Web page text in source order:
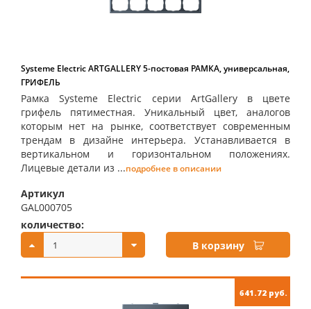
Systeme Electric ARTGALLERY 5-постовая РАМКА, универсальная,
ГРИФЕЛЬ
Рамка Systeme Electric серии ArtGallery в цвете
грифель пятиместная. Уникальный цвет, аналогов
которым нет на рынке, соответствует современным
трендам в дизайне интерьера. Устанавливается в
вертикальном и горизонтальном положениях.
Лицевые детали из ...подробнее в описании
Артикул
GAL000705
количество:
В корзину
641.72 руб.